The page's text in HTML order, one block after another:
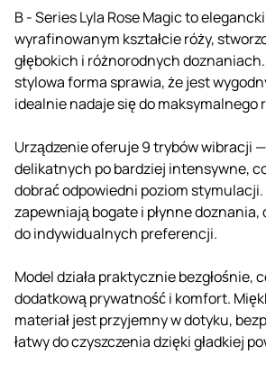
B - Series Lyla Rose Magic to
wyrafinowanym kształcie róży,
głębokich i różnorodnych
stylowa forma sprawia, że jest
idealnie nadaje się do maksymalnego
Urządzenie oferuje 9 trybów wibracji —
delikatnych po bardziej intensywne,
dobrać odpowiedni poziom
zapewniają bogate i płynne
do indywidualnych preferencji.
Model działa praktycznie bezgłośnie,
dodatkową prywatność i komfort.
materiał jest przyjemny w dotyku,
łatwy do czyszczenia dzięki gładkiej